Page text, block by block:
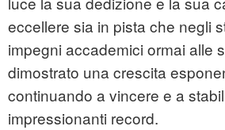
eccellere sia in pista che negli
impegni accademici ormai alle
dimostrato una crescita
continuando a vincere e a
impressionanti record.